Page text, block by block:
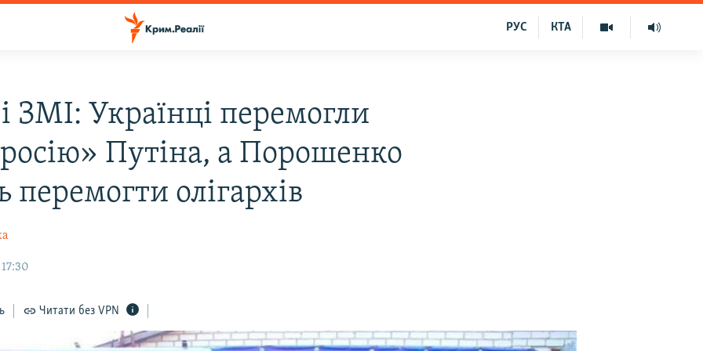
КТА
РУС
ЗМІ: Українці перемогли
Путіна, а Порошенко
перемогти олігархів
Читати без VPN